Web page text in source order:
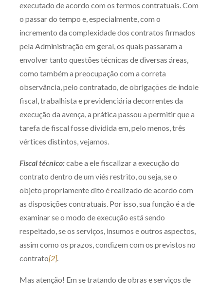
executado de acordo com os termos contratuais. Com
o passar do tempo e, especialmente, com o
incremento da complexidade dos contratos firmados
pela Administração em geral, os quais passaram a
envolver tanto questões técnicas de diversas áreas,
como também a preocupação com a correta
observância, pelo contratado, de obrigações de índole
fiscal, trabalhista e previdenciária decorrentes da
execução da avença, a prática passou a permitir que a
tarefa de fiscal fosse dividida em, pelo menos, três
vértices distintos, vejamos.
Fiscal técnico:cabe a ele fiscalizar a execução do
contrato dentro de um viés restrito, ou seja, se o
objeto propriamente dito é realizado de acordo com
as disposições contratuais. Por isso, sua função é a de
examinar se o modo de execução está sendo
respeitado, se os serviços, insumos e outros aspectos,
assim como os prazos, condizem com os previstos no
contrato[2].
Mas atenção! Em se tratando de obras e serviços de